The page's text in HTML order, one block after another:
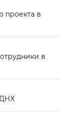
проекта в
в